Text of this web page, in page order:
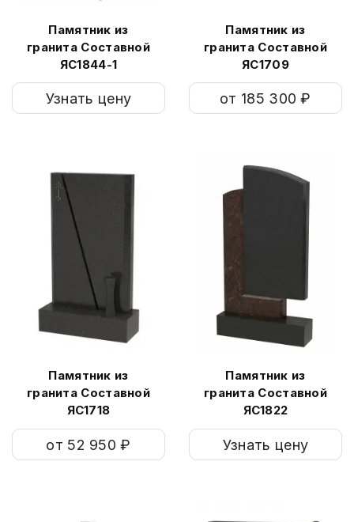
Памятник из
гранита Составной
ЯС1844-1
Узнать цену
Памятник из
гранита Составной
ЯС1709
от 185 300 ₽
Памятник из
гранита Составной
ЯС1718
от 52 950 ₽
Памятник из
гранита Составной
ЯС1822
Узнать цену